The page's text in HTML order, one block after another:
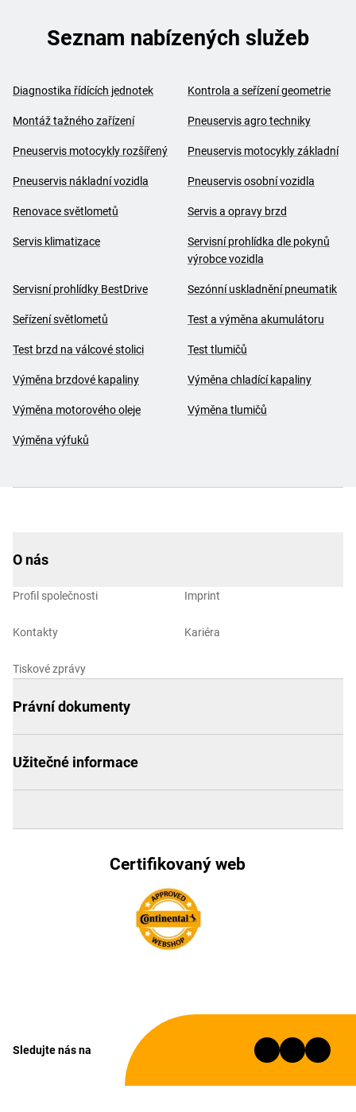
Seznam nabízených služeb
Diagnostika řídících jednotek Kontrola a seřízení geometrie
Montáž tažného zařízení Pneuservis agro techniky
Pneuservis motocykly rozšířený Pneuservis motocykly základní
Pneuservis nákladní vozidla Pneuservis osobní vozidla
Renovace světlometů Servis a opravy brzd
Servis klimatizace
Servisní prohlídka dle pokynů
výrobce vozidla
Servisní prohlídky BestDrive Sezónní uskladnění pneumatik
Seřízení světlometů Test a výměna akumulátoru
Test brzd na válcové stolici Test tlumičů
Výměna brzdové kapaliny Výměna chladící kapaliny
Výměna motorového oleje Výměna tlumičů
Výměna výfuků
O nás
Profil společnosti
Kontakty
Tiskové zprávy
Imprint
Kariéra
Právní dokumenty
Užitečné informace
Certifikovaný web
Sledujte nás na